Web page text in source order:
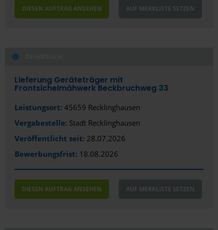
DIESEN AUFTRAG ANSEHEN AUF MERKLISTE SETZEN
Lieferung Geräteträger mit
Frontsichelmähwerk Beckbruchweg 33
Leistungsort: 45659 Recklinghausen
Vergabestelle: Stadt Recklinghausen
Veröffentlicht seit: 28.07.2026
Bewerbungsfrist: 18.08.2026
DIESEN AUFTRAG ANSEHEN AUF MERKLISTE SETZEN